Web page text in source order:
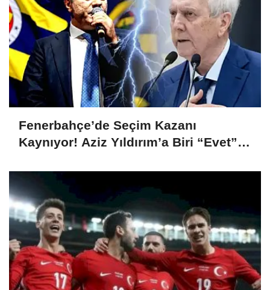
Fenerbahçe’de Seçim Kazanı
Kaynıyor! Aziz Yıldırım’a Biri “Evet”